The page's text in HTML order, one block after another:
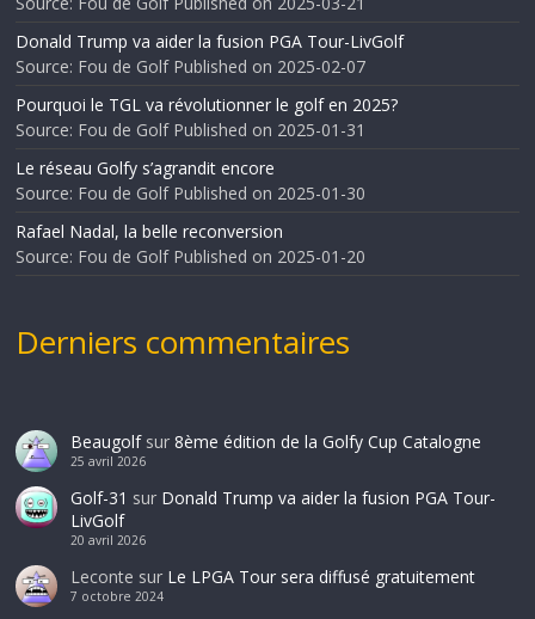
Donald Trump va aider la fusion PGA Tour-LivGolf
Source: Fou de Golf Published on 2025-02-07
Pourquoi le TGL va révolutionner le golf en 2025?
Source: Fou de Golf Published on 2025-01-31
Le réseau Golfy s’agrandit encore
Source: Fou de Golf Published on 2025-01-30
Rafael Nadal, la belle reconversion
Source: Fou de Golf Published on 2025-01-20
Derniers commentaires
Beaugolfsur 8ème édition de la Golfy Cup Catalogne
25 avril 2026
Golf-31 sur Donald Trump va aider la fusion PGA Tour-
LivGolf
20 avril 2026
Leconte sur Le LPGA Tour sera diffusé gratuitement
7 octobre 2024